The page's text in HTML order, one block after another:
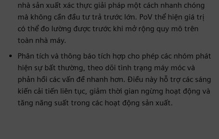
nhà sản xuất xác thực giải pháp một cách nhanh chóng
mà không cần đầu tư trả trước lớn. PoV thể hiện giá trị
có thể đo lường được trước khi mở rộng quy mô trên
toàn nhà máy.
Phân tích và thông báo tích hợp cho phép các nhóm phát
hiện sự bất thường, theo dõi tình trạng máy móc và
phản hồi các vấn đề nhanh hơn. Điều này hỗ trợ các sáng
kiến cải tiến liên tục, giảm thời gian ngừng hoạt động và
tăng năng suất trong các hoạt động sản xuất.